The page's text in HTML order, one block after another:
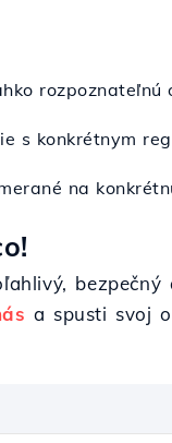
rozpoznateľnú
s konkrétnym
na
a spusti svoj